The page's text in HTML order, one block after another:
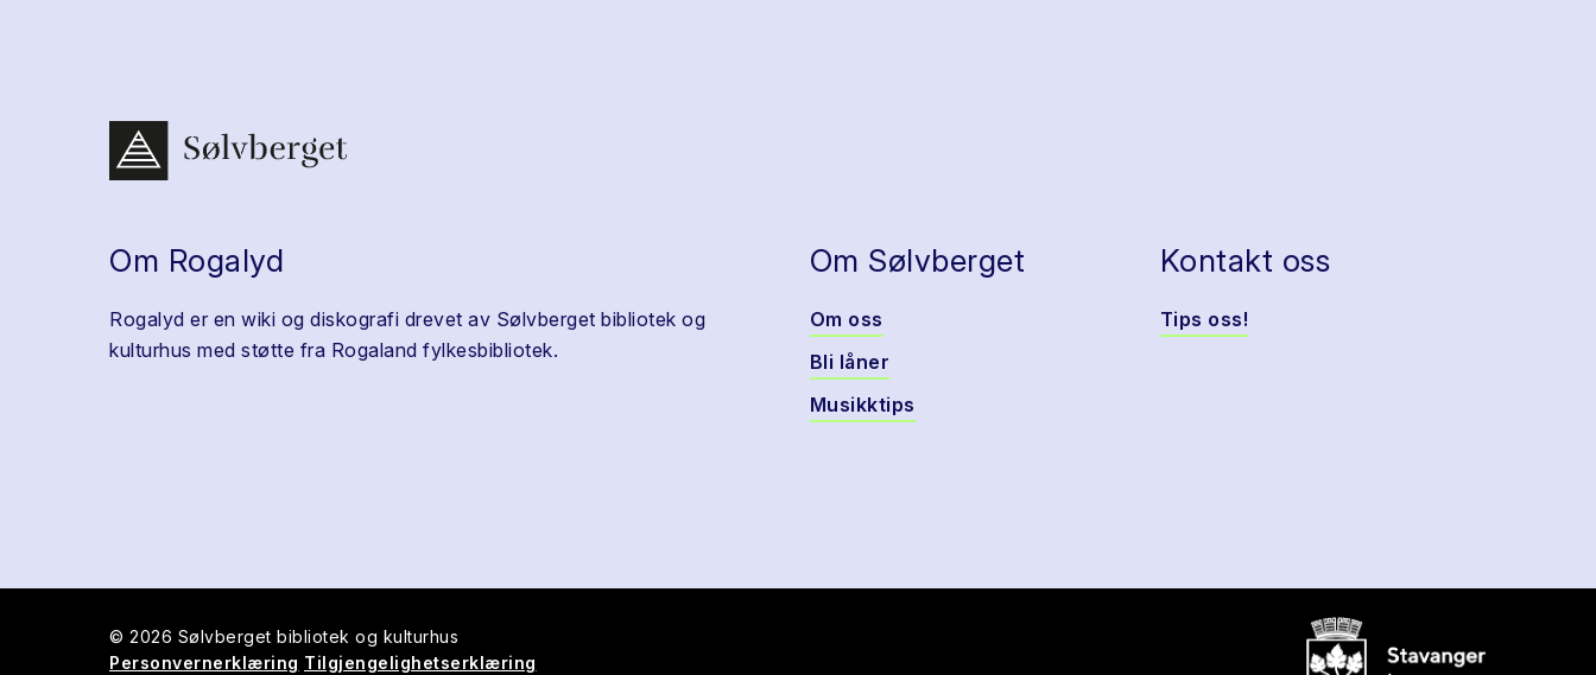
Om Rogalyd
Rogalyd er en wiki og diskografi drevet av Sølvberget bibliotek og
kulturhus med støtte fra Rogaland fylkesbibliotek.
Om Sølvberget
Om oss
Bli låner
Musikktips
Kontakt oss
Tips oss!
© 2026 Sølvberget bibliotek og kulturhus
Personvernerklæring Tilgjengelighetserklæring